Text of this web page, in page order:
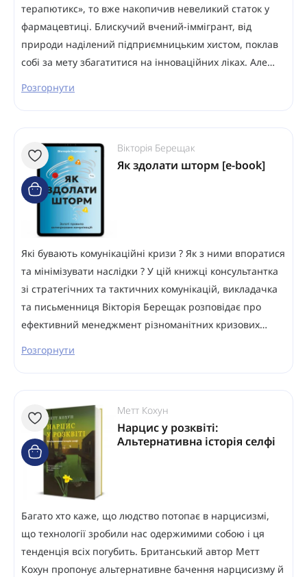
терапютикс», то вже накопичив невеликий статок у
фармацевтиці. Блискучий вчений-іммігрант, від
природи наділений підприємницьким хистом, поклав
собі за мету збагатитися на інноваційних ліках. Але…
Розгорнути
Вікторія Берещак
Як здолати шторм [e-book]
Які бувають комунікаційні кризи ? Як з ними впоратися
та мінімізувати наслідки ? У цій книжці консультантка
зі стратегічних та тактичних комунікацій, викладачка
та письменниця Вікторія Берещак розповідає про
ефективний менеджмент різноманітних кризових…
Розгорнути
Метт Кохун
Нарцис у розквіті:
Альтернативна історія селфі
Багато хто каже, що людство потопає в нарцисизмі,
що технології зробили нас одержимими собою і ця
тенденція всіх погубить. Британський автор Метт
Кохун пропонує альтернативне бачення нарцисизму й